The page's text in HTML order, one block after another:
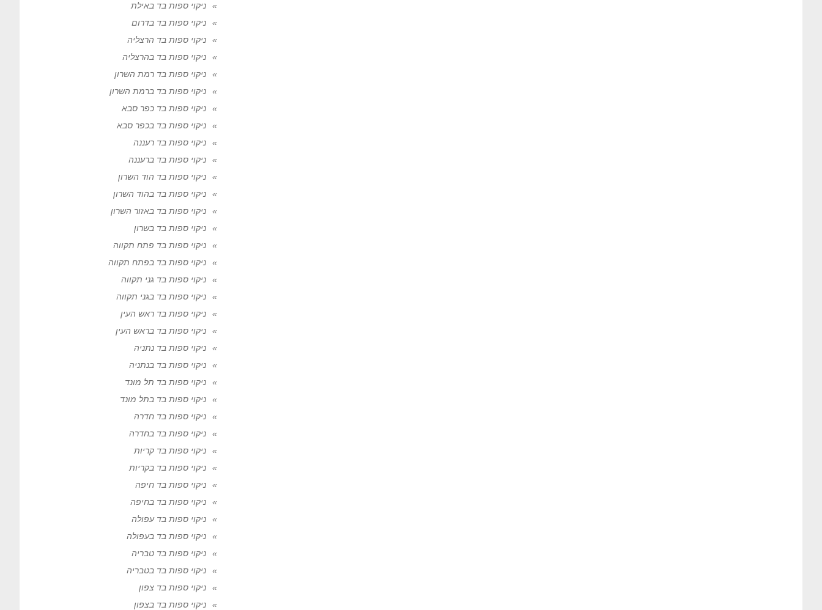
ניקוי ספות בד באילת
ניקוי ספות בד בדרום
ניקוי ספות בד הרצליה
ניקוי ספות בד בהרצליה
ניקוי ספות בד רמת השרון
ניקוי ספות בד ברמת השרון
ניקוי ספות בד כפר סבא
ניקוי ספות בד בכפר סבא
ניקוי ספות בד רעננה
ניקוי ספות בד ברעננה
ניקוי ספות בד הוד השרון
ניקוי ספות בד בהוד השרון
ניקוי ספות בד באזור השרון
ניקוי ספות בד בשרון
ניקוי ספות בד פתח תקווה
ניקוי ספות בד בפתח תקווה
ניקוי ספות בד גני תקווה
ניקוי ספות בד בגני תקווה
ניקוי ספות בד ראש העין
ניקוי ספות בד בראש העין
ניקוי ספות בד נתניה
ניקוי ספות בד בנתניה
ניקוי ספות בד תל מונד
ניקוי ספות בד בתל מונד
ניקוי ספות בד חדרה
ניקוי ספות בד בחדרה
ניקוי ספות בד קריות
ניקוי ספות בד בקריות
ניקוי ספות בד חיפה
ניקוי ספות בד בחיפה
ניקוי ספות בד עפולה
ניקוי ספות בד בעפולה
ניקוי ספות בד טבריה
ניקוי ספות בד בטבריה
ניקוי ספות בד צפון
ניקוי ספות בד בצפון